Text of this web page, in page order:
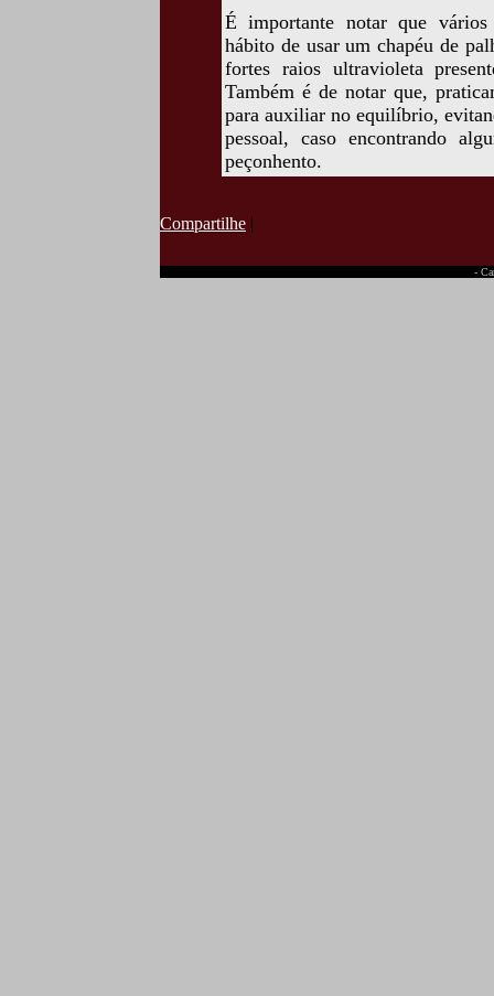
É importante notar que vários
hábito de usar um chapéu de
fortes raios ultravioleta
Também é de notar que,
para auxiliar no equilíbrio,
pessoal, caso encontrando
peçonhento.
Compartilhe |
-